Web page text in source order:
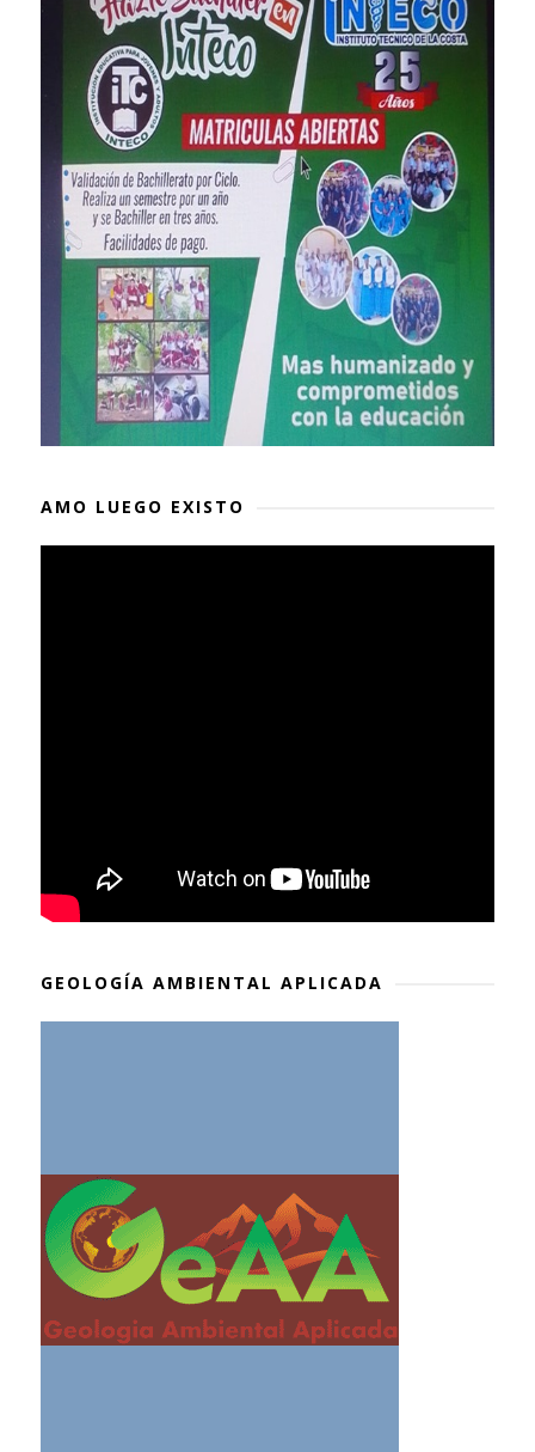
AMO LUEGO EXISTO
GEOLOGÍA AMBIENTAL APLICADA